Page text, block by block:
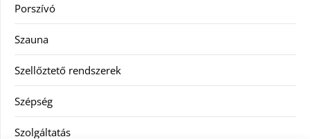
Porszívó
Szauna
Szellőztető rendszerek
Szépség
Szolgáltatás